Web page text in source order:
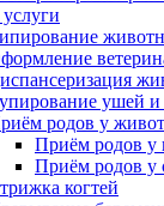
ушей и
родов у
Приём родов у
Приём родов у
когтей